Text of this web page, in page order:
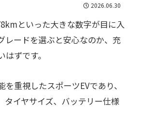
2026.06.30
といった大きな数字が目に入
レードを選ぶと安心なのか、充
ずです。
重視したスポーツEVであり、
イヤサイズ、バッテリー仕様